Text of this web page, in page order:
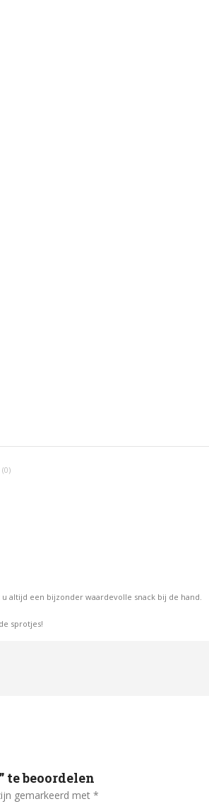
altijd een bijzonder waardevolle snack bij de hand.
sprotjes!
te beoordelen
gemarkeerd met *